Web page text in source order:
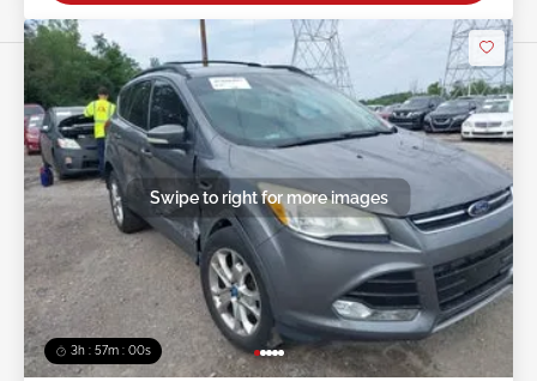
3h : 56m : 57s
Swipe to right for more images